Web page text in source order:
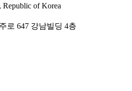
Republic of Korea
로 647 강남빌딩 4층